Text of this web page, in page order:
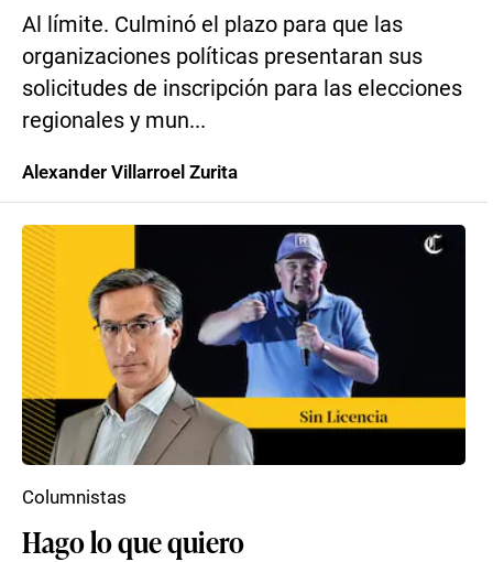
Al límite. Culminó el plazo para que las
organizaciones políticas presentaran sus
solicitudes de inscripción para las elecciones
regionales y mun...
Alexander Villarroel Zurita
Hago lo que quiero
Columnistas